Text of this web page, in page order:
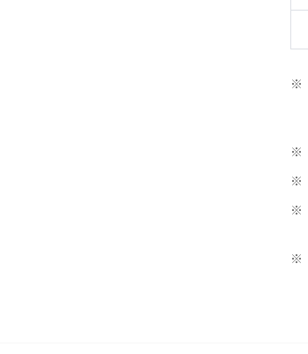
※
※
※
※
※